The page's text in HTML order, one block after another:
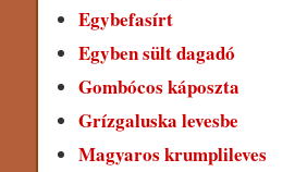
Egybefasírt
Egyben sült dagadó
Gombócos káposzta
Grízgaluska levesbe
Magyaros krumplileves